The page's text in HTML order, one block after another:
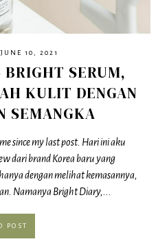
10, 2021
SERUM,
KULIT DENGAN
SEMANGKA
since my last post. Hari ini aku
dari brand Korea baru yang
dengan melihat kemasannya,
Namanya Bright Diary,...
POST